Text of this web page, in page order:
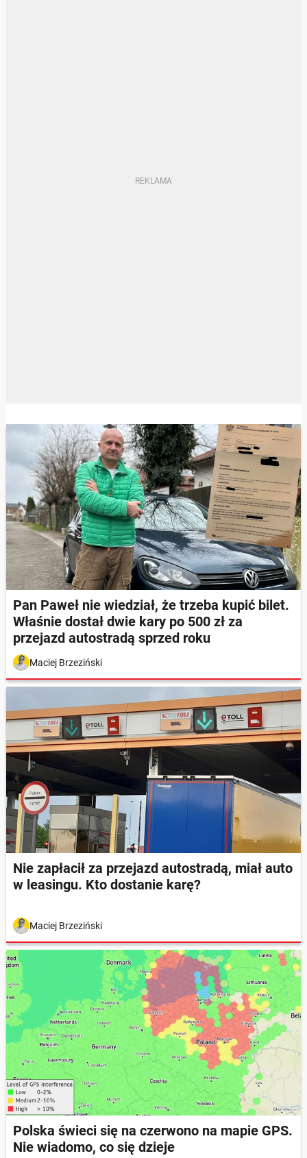
Pan Paweł nie wiedział, że trzeba kupić bilet.
Właśnie dostał dwie kary po 500 zł za
przejazd autostradą sprzed roku
Maciej Brzeziński
Nie zapłacił za przejazd autostradą, miał auto
w leasingu. Kto dostanie karę?
Maciej Brzeziński
Polska świeci się na czerwono na mapie GPS.
Nie wiadomo, co się dzieje